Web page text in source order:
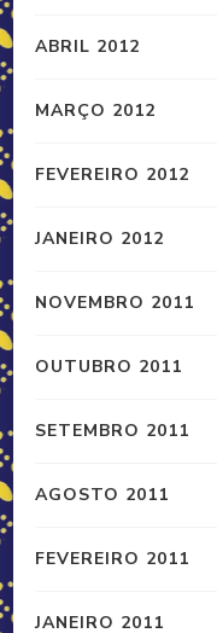
ABRIL 2012
MARÇO 2012
FEVEREIRO 2012
JANEIRO 2012
NOVEMBRO 2011
OUTUBRO 2011
SETEMBRO 2011
AGOSTO 2011
FEVEREIRO 2011
JANEIRO 2011